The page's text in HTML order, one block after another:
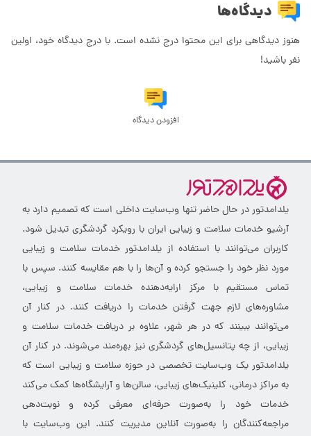
دیدگاه‌ها
هنوز دیدگاهی برای این محتوا درج نشده است. با درج دیدگاه خود، اولین
نفر باشید!
افزودن دیدگاه
یلدامدتور در حال حاضر تنها وب‌سایت داخلی است که تصمیم دارد به
آرشیو خدمات سلامت و زیبایی ایران با رویکرد گردشگری تبدیل شود.
کاربران می‌توانند با استفاده از یلدامدتور خدمات سلامت و زیبایی
مورد نظر خود را جستجو کرده و آن‌ها را با هم مقایسه کنند. سپس با
تماس مستقیم با مرکز ارایه‌دهنده خدمات سلامت و زیبایی،
مشاوره‌های لازم جهت گرفتن خدمات را دریافت کنند. در کنار آن
می‌توانند ببینند که در هر شهر، علاوه بر دریافت خدمات سلامت و
زیبایی، از چه پتانسیل‌های گردشگری نیز بهره‌مند می‌شوند. در کنار آن
یلدامدتور یک وب‌سایت تخصصی در حوزه سلامت و زیبایی است که
به مراکز درمانی، کلینیک‌های زیبایی، سالن‌ها و آرایشگاه‌ها کمک می‌کند
خدمات خود را به‌صورت حرفه‌ای معرفی کرده و نوبت‌دهی
مراجعه‌کنندگان را به‌صورت آنلاین مدیریت کنند. این وب‌سایت با